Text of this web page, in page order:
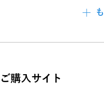
だが老中が口にしたのは、
浦賀に別れを告げ、意気揚
ご購入サイト